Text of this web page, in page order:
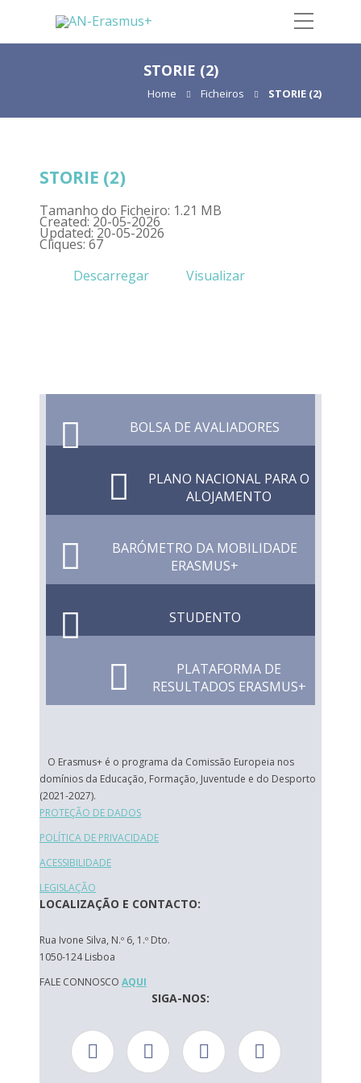
STORIE (2)
Home Ficheiros STORIE (2)
STORIE (2)
Tamanho do Ficheiro: 1.21 MB
Created: 20-05-2026
Updated: 20-05-2026
Cliques: 67
Descarregar
Visualizar
BOLSA DE AVALIADORES
PLANO NACIONAL PARA O
ALOJAMENTO
BARÓMETRO DA MOBILIDADE
ERASMUS+
STUDENTO
PLATAFORMA DE
RESULTADOS ERASMUS+
O Erasmus+ é o programa da Comissão Europeia nos
domínios da Educação, Formação, Juventude e do Desporto
(2021-2027).
PROTEÇÃO DE DADOS
POLÍTICA DE PRIVACIDADE
ACESSIBILIDADE
LEGISLAÇÃO
LOCALIZAÇÃO E CONTACTO:
Rua Ivone Silva, N.º 6, 1.º Dto.
1050-124 Lisboa
FALE CONNOSCO AQUI
SIGA-NOS: